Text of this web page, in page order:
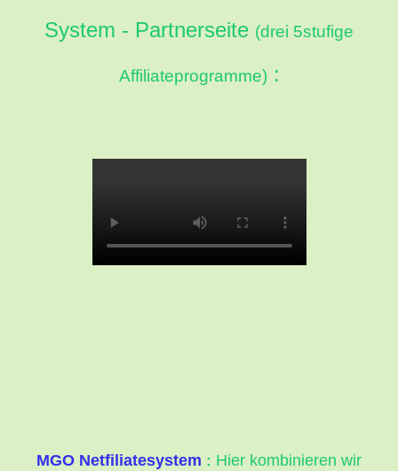
System - Partnerseite (drei 5stufige
Affiliateprogramme) :
MGO Netfiliatesystem : Hier kombinieren wir